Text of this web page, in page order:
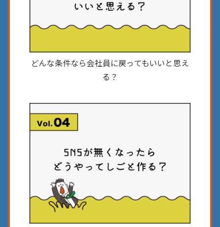
どんな条件なら会社員に戻ってもいいと思え
る？